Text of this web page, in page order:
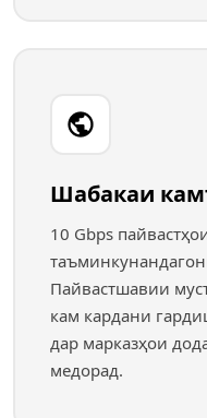
Шабакаи
10 Gbps
Пайвастшавии
кам кардани
дар марказҳои
медорад.